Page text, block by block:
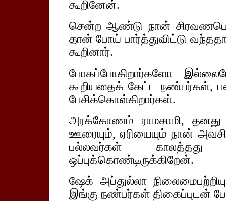
கூறினேன்.
சென்ற ஆண்டு நான்
தான் போய் பார்த்துவிட்டு
கூறினார்.
போகப்போகிறார்களோ
கூறியதைக் கேட்ட நண்பர்கள்,
பேசிக்கொள்கிறார்கள்.
அரக்கோணம் ராமசாமி, தனது
ஊரையும், ஏரியையும் நான்
பல்லவர்கள் காலத்தது
ஒப்புக்கொண்டிருக்கிறேன்.
ஷேக் அப்துல்லா
இங்கு நண்பர்கள் திகைப்புடன்